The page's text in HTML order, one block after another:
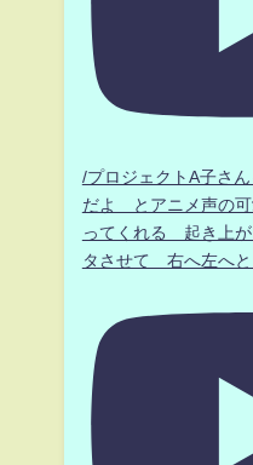
/プロジェクトA子さ
だよ とアニメ声の可
ってくれる 起き上が
タさせて 右へ左へと